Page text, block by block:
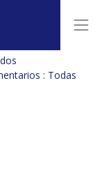
: Todas